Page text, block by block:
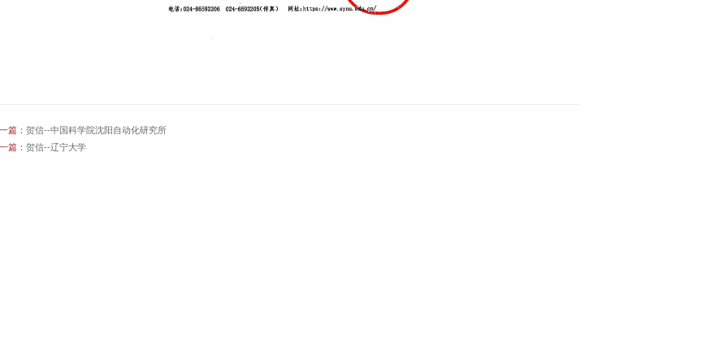
篇： 贺信--中国科学院沈阳自动化研究所
篇： 贺信--辽宁大学